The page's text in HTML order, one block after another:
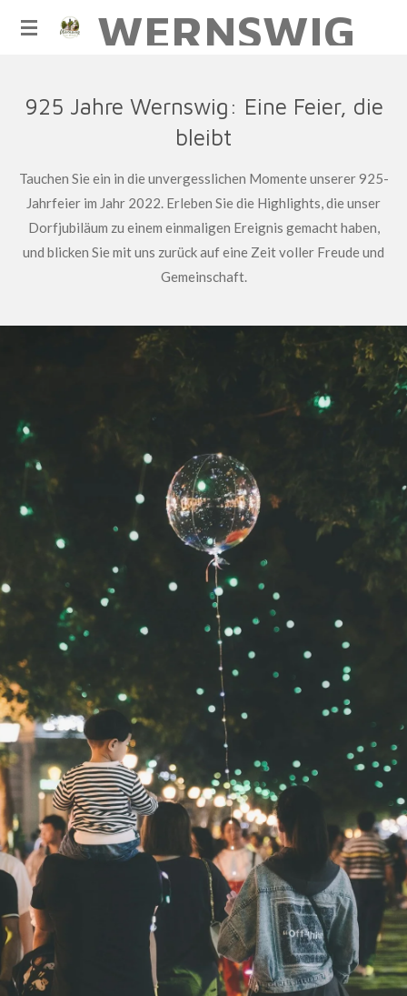
Zum
WERNSWIG
925 Jahre Wernswig: Eine Feier, die
bleibt
Tauchen Sie ein in die unvergesslichen Momente unserer 925-
Jahrfeier im Jahr 2022. Erleben Sie die Highlights, die unser
Dorfjubiläum zu einem einmaligen Ereignis gemacht haben,
und blicken Sie mit uns zurück auf eine Zeit voller Freude und
Gemeinschaft.